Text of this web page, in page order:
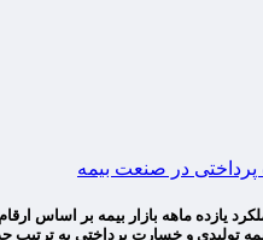
یازده ‌ماهه بازار بیمه بر اساس